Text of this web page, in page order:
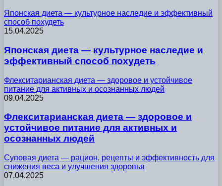
Японская диета — культурное наследие и эффективный
способ похудеть
15.04.2025
Японская диета — культурное наследие и
эффективный способ похудеть
Флекситарианская диета — здоровое и устойчивое
питание для активных и осознанных людей
09.04.2025
Флекситарианская диета — здоровое и
устойчивое питание для активных и
осознанных людей
Суповая диета — рацион, рецепты и эффективность для
снижения веса и улучшения здоровья
07.04.2025